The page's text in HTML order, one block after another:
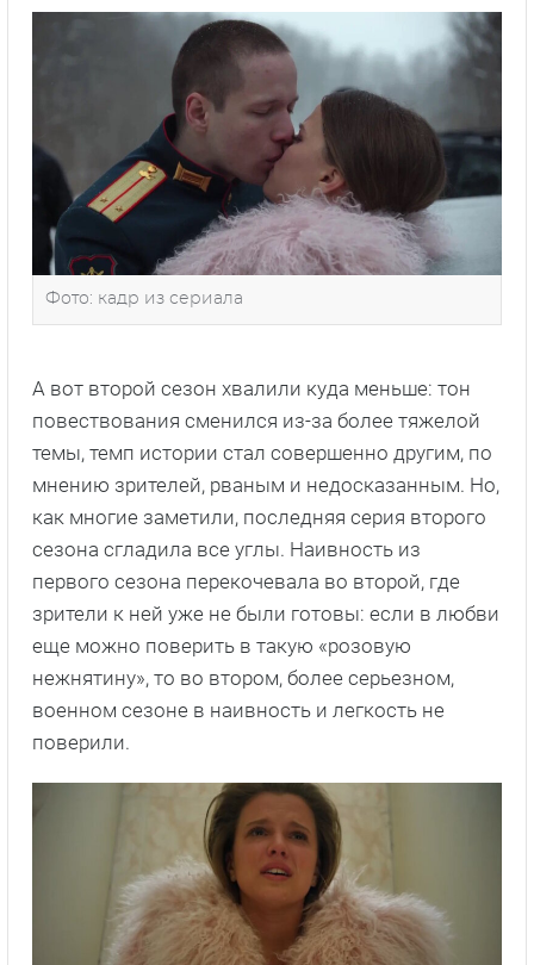
Фото: кадр из сериала
А вот второй сезон хвалили куда меньше: тон
повествования сменился из-за более тяжелой
темы, темп истории стал совершенно другим, по
мнению зрителей, рваным и недосказанным. Но,
как многие заметили, последняя серия второго
сезона сгладила все углы. Наивность из
первого сезона перекочевала во второй, где
зрители к ней уже не были готовы: если в любви
еще можно поверить в такую «розовую
нежнятину», то во втором, более серьезном,
военном сезоне в наивность и легкость не
поверили.